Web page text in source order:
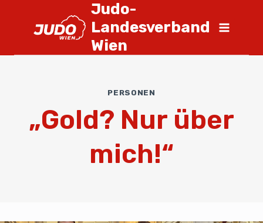
Judo-
Landesverband
Wien
PERSONEN
„Gold? Nur über
mich!“